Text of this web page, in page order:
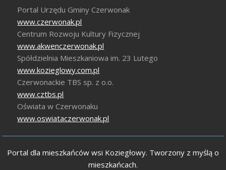
Portal Urzędu Gminy Czerwonak
www.czerwonak.pl
Centrum Rozwoju Kultury Fizycznej
www.akwenczerwonak.pl
Spółdzielnia Mieszkaniowa im. 23 Lutego
www.kozieglowy.com.pl
Czerwonackie TBS sp. z o.o.
www.cztbs.pl
Oświata w Czerwonaku
www.oswiataczerwonak.pl
Portal dla mieszkańców wsi Koziegłowy. Tworzony z myślą o
mieszkańcach.